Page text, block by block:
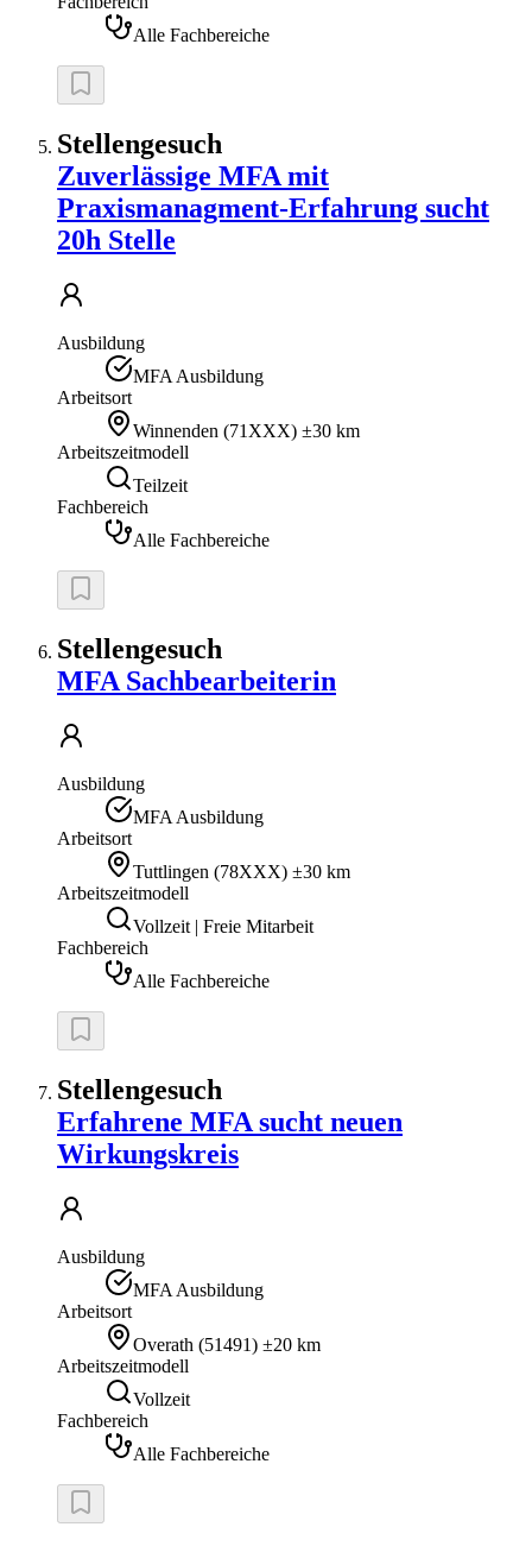
Alle Fachbereiche
Stellengesuch
Zuverlässige MFA mit
Praxismanagment-Erfahrung sucht
20h Stelle
Ausbildung
MFA Ausbildung
Arbeitsort
Winnenden (71XXX) ±30 km
Arbeitszeitmodell
Teilzeit
Fachbereich
Alle Fachbereiche
Stellengesuch
MFA Sachbearbeiterin
Ausbildung
MFA Ausbildung
Arbeitsort
Tuttlingen (78XXX) ±30 km
Arbeitszeitmodell
Vollzeit | Freie Mitarbeit
Fachbereich
Alle Fachbereiche
Stellengesuch
Erfahrene MFA sucht neuen
Wirkungskreis
Ausbildung
MFA Ausbildung
Arbeitsort
Overath (51491) ±20 km
Arbeitszeitmodell
Vollzeit
Fachbereich
Alle Fachbereiche